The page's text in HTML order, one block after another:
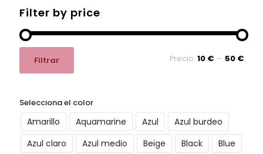
Filter by price
Precio
mínimo
Precio
máximo
Filtrar Precio: 10 € — 50 €
Selecciona el color
Amarillo Aquamarine Azul
Azul burdeo
Azul claro
Azul medio Beige Black
Blue